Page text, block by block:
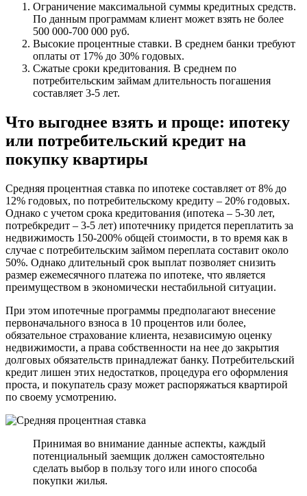
Ограничение максимальной суммы кредитных средств.
По данным программам клиент может взять не более
500 000-700 000 руб.
Высокие процентные ставки. В среднем банки требуют
оплаты от 17% до 30% годовых.
Сжатые сроки кредитования. В среднем по
потребительским займам длительность погашения
составляет 3-5 лет.
Что выгоднее взять и проще: ипотеку
или потребительский кредит на
покупку квартиры
Средняя процентная ставка по ипотеке составляет от 8% до
12% годовых, по потребительскому кредиту – 20% годовых.
Однако с учетом срока кредитования (ипотека – 5-30 лет,
потребкредит – 3-5 лет) ипотечнику придется переплатить за
недвижимость 150-200% общей стоимости, в то время как в
случае с потребительским займом переплата составит около
50%. Однако длительный срок выплат позволяет снизить
размер ежемесячного платежа по ипотеке, что является
преимуществом в экономически нестабильной ситуации.
При этом ипотечные программы предполагают внесение
первоначального взноса в 10 процентов или более,
обязательное страхование клиента, независимую оценку
недвижимости, а права собственности на нее до закрытия
долговых обязательств принадлежат банку. Потребительский
кредит лишен этих недостатков, процедура его оформления
проста, и покупатель сразу может распоряжаться квартирой
по своему усмотрению.
Принимая во внимание данные аспекты, каждый
потенциальный заемщик должен самостоятельно
сделать выбор в пользу того или иного способа
покупки жилья.